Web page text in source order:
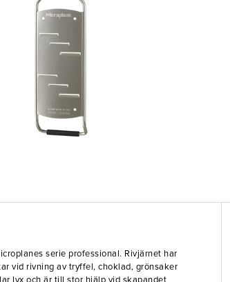
serie professional. Rivjärnet har
vid rivning av tryffel, choklad, grönsaker